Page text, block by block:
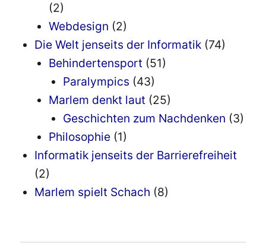
(2)
Webdesign (2)
Die Welt jenseits der Informatik (74)
Behindertensport (51)
Paralympics (43)
Marlem denkt laut (25)
Geschichten zum Nachdenken (3)
Philosophie (1)
Informatik jenseits der Barrierefreiheit
(2)
Marlem spielt Schach (8)